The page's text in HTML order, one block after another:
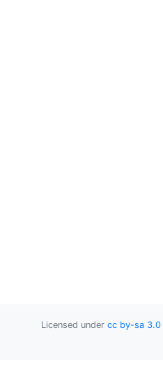
Licensed under cc by-sa 3.0